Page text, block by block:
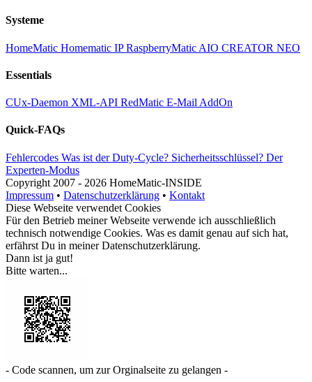
Systeme
HomeMatic Homematic IPRaspberryMatic AIO CREATOR NEO
Essentials
CUx-Daemon XML-API RedMatic E-Mail AddOn
Quick-FAQs
Fehlercodes Was ist der Duty-Cycle? Sicherheitsschlüssel? Der
Experten-Modus
Copyright 2007 - 2026 HomeMatic-INSIDE
Impressum • Datenschutzerklärung • Kontakt
Diese Webseite verwendet Cookies
Für den Betrieb meiner Webseite verwende ich ausschließlich
technisch notwendige Cookies. Was es damit genau auf sich hat,
erfährst Du in meinerDatenschutzerklärung.
Dann ist ja gut!
Bitte warten...
- Code scannen, um zur Orginalseite zu gelangen -